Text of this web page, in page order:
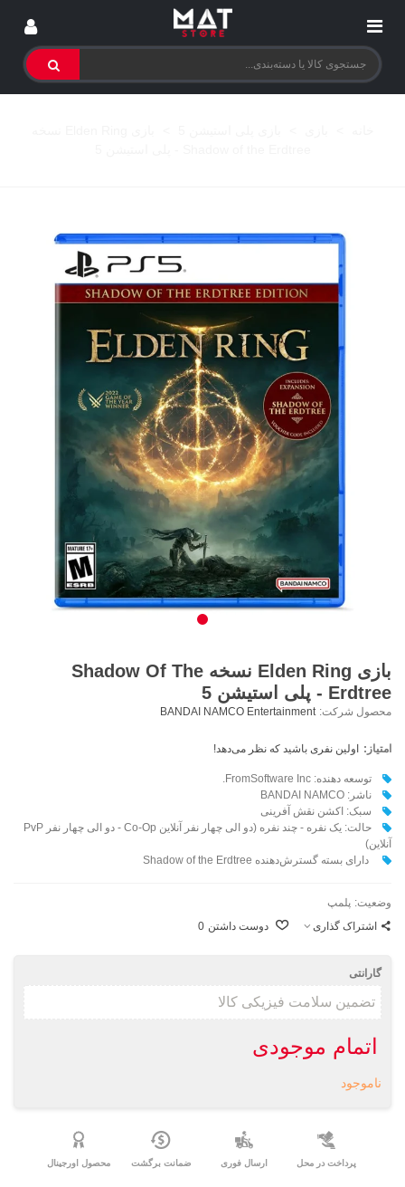
بازی Elden Ring نسخه Shadow Of The
Erdtree - پلی استیشن 5
محصول شرکت: BANDAI NAMCO Entertainment
امتیاز: اولین نفری باشید که نظر می‌دهد!
توسعه دهنده: FromSoftware Inc.
ناشر: BANDAI NAMCO
سبک: اکشن نقش آفرینی
حالت: یک نفره - چند نفره (دو الی چهار نفر آنلاین Co-Op - دو الی چهار نفر PvP
آنلاین)
دارای بسته گسترش‌دهنده Shadow of the Erdtree
وضعیت: پلمپ
اشتراک گذاری
دوست داشتن 0
گارانتی
اتمام موجودی
ناموجود
پرداخت در محل ارسال فوری ضمانت برگشت محصول اورجینال